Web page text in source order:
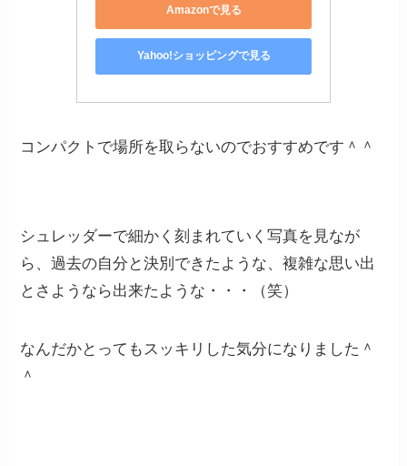
Amazonで見る
Yahoo!ショッピングで見る
コンパクトで場所を取らないのでおすすめです＾＾
シュレッダーで細かく刻まれていく写真を見なが
ら、過去の自分と決別できたような、複雑な思い出
とさようなら出来たような・・・（笑）
なんだかとってもスッキリした気分になりました＾
＾